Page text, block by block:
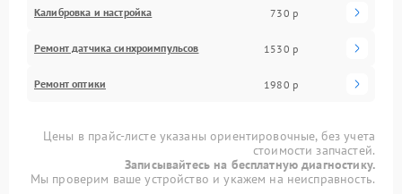
Калибровка и настройка 730 р
Ремонт датчика синхроимпульсов 1530 р
Ремонт оптики 1980 р
Цены в прайс-листе указаны ориентировочные, без учета
стоимости запчастей.
Записывайтесь на бесплатную диагностику.
Мы проверим ваше устройство и укажем на неисправность.